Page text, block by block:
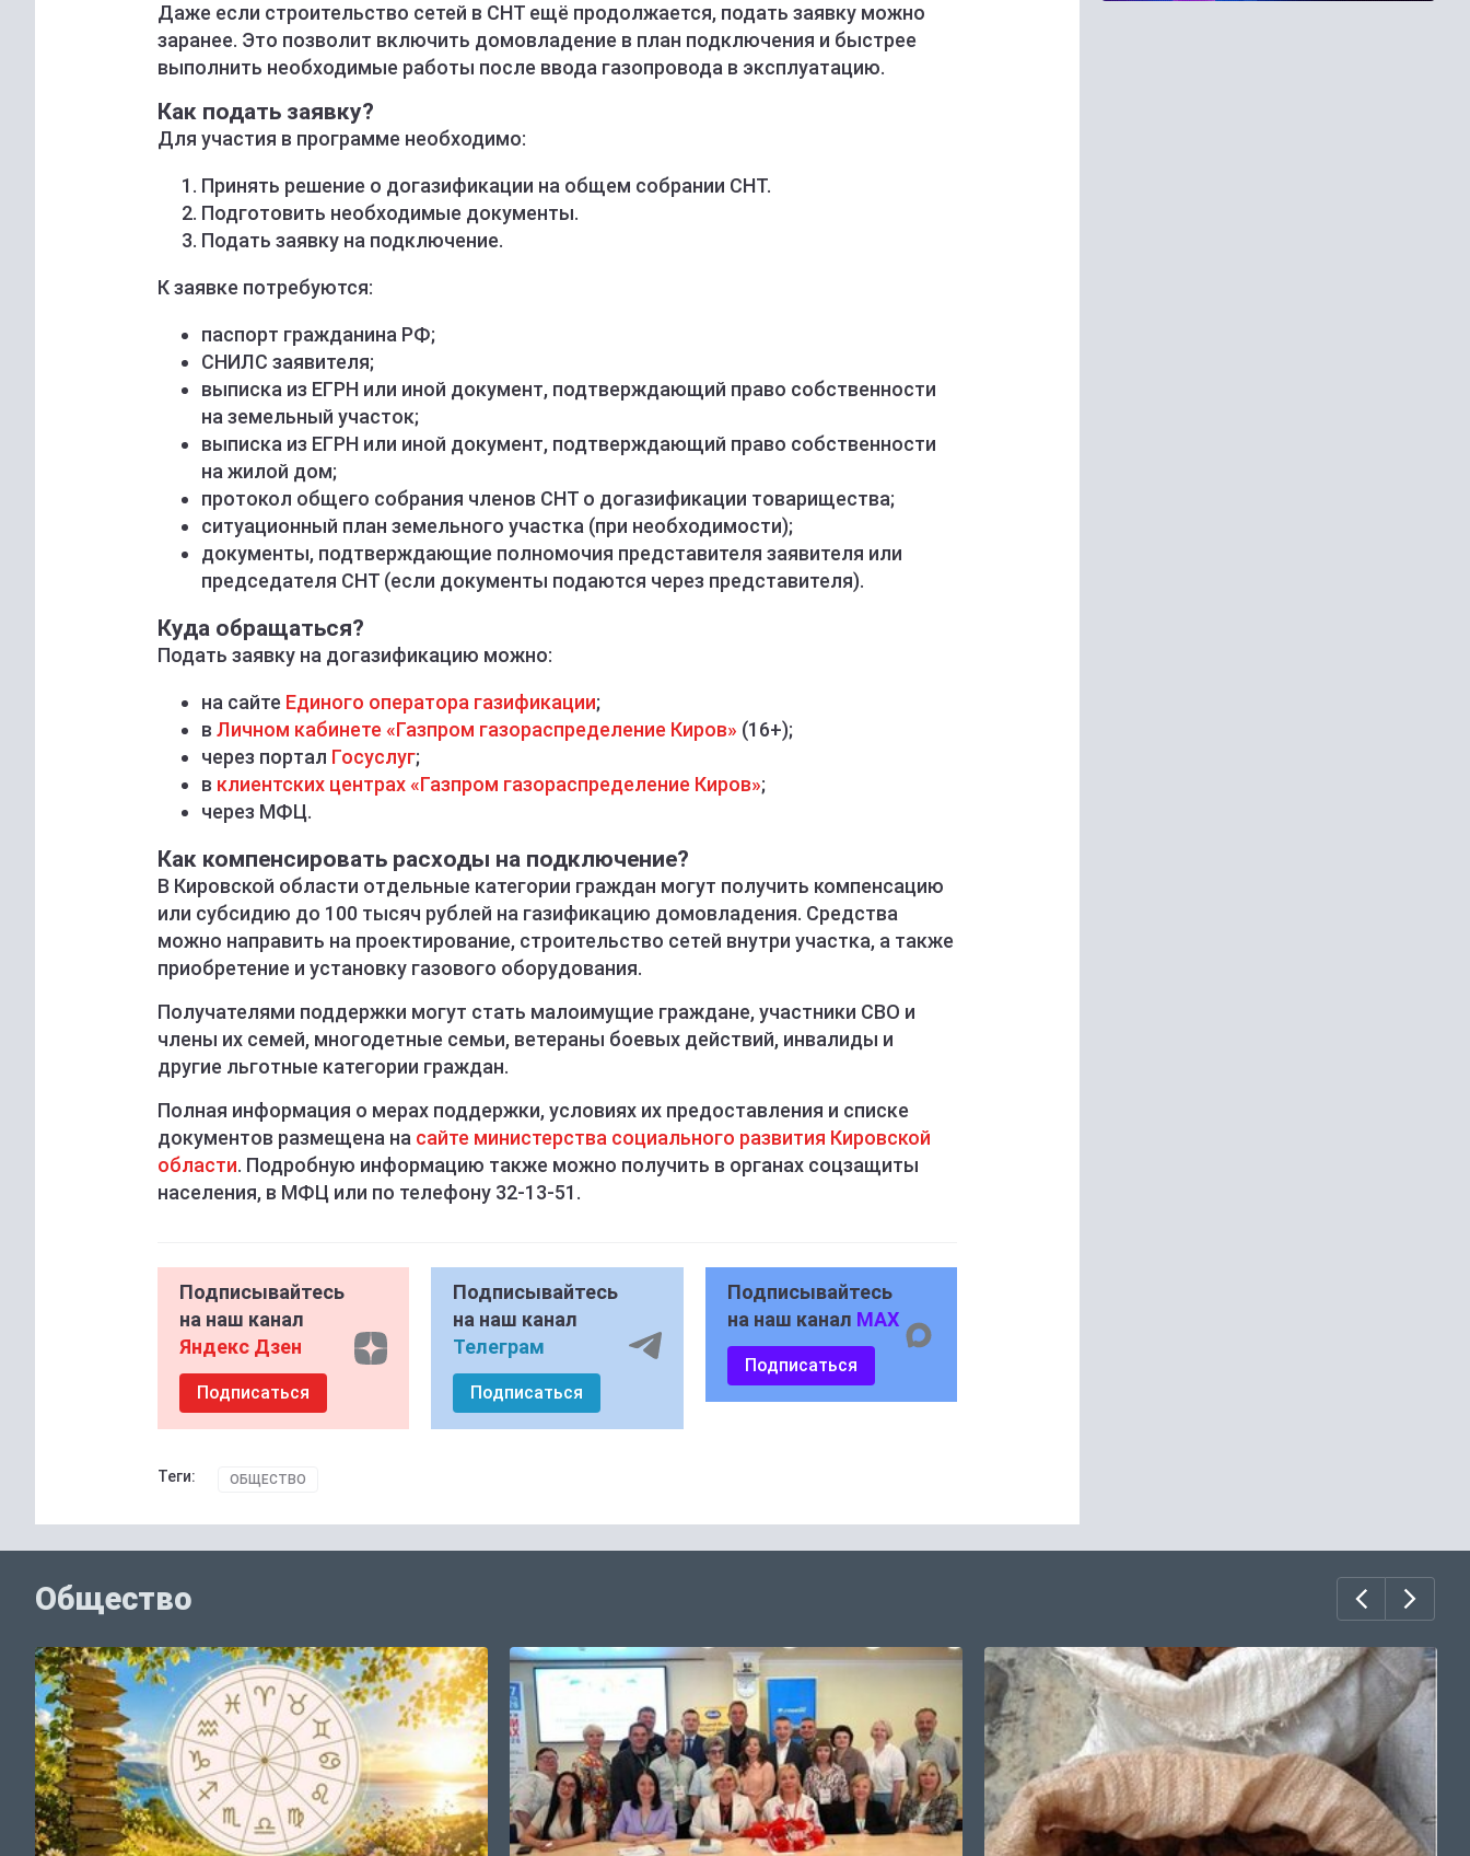
Даже если строительство сетей в СНТ ещё продолжается, подать заявку можно
заранее. Это позволит включить домовладение в план подключения и быстрее
выполнить необходимые работы после ввода газопровода в эксплуатацию.
Как подать заявку?
Для участия в программе необходимо:
Принять решение о догазификации на общем собрании СНТ.
Подготовить необходимые документы.
Подать заявку на подключение.
К заявке потребуются:
паспорт гражданина РФ;
СНИЛС заявителя;
выписка из ЕГРН или иной документ, подтверждающий право собственности
на земельный участок;
выписка из ЕГРН или иной документ, подтверждающий право собственности
на жилой дом;
протокол общего собрания членов СНТ о догазификации товарищества;
ситуационный план земельного участка (при необходимости);
документы, подтверждающие полномочия представителя заявителя или
председателя СНТ (если документы подаются через представителя).
Куда обращаться?
Подать заявку на догазификацию можно:
на сайте Единого оператора газификации;
в Личном кабинете «Газпром газораспределение Киров» (16+);
через портал Госуслуг;
в клиентских центрах «Газпром газораспределение Киров»;
через МФЦ.
Как компенсировать расходы на подключение?
В Кировской области отдельные категории граждан могут получить компенсацию
или субсидию до 100 тысяч рублей на газификацию домовладения. Средства
можно направить на проектирование, строительство сетей внутри участка, а также
приобретение и установку газового оборудования.
Получателями поддержки могут стать малоимущие граждане, участники СВО и
члены их семей, многодетные семьи, ветераны боевых действий, инвалиды и
другие льготные категории граждан.
Полная информация о мерах поддержки, условиях их предоставления и списке
документов размещена на сайте министерства социального развития Кировской
области. Подробную информацию также можно получить в органах соцзащиты
населения, в МФЦ или по телефону 32-13-51.
Подписывайтесь
на наш канал
Яндекс Дзен
Подписаться
Подписывайтесь
на наш канал
Телеграм
Подписаться
Подписывайтесь
на наш канал MAX
Подписаться
Теги: ОБЩЕСТВО
Общество